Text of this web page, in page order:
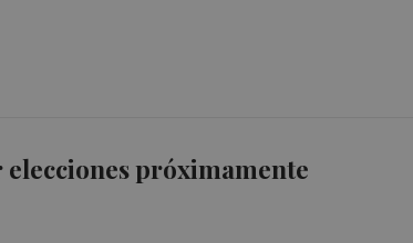
elecciones próximamente